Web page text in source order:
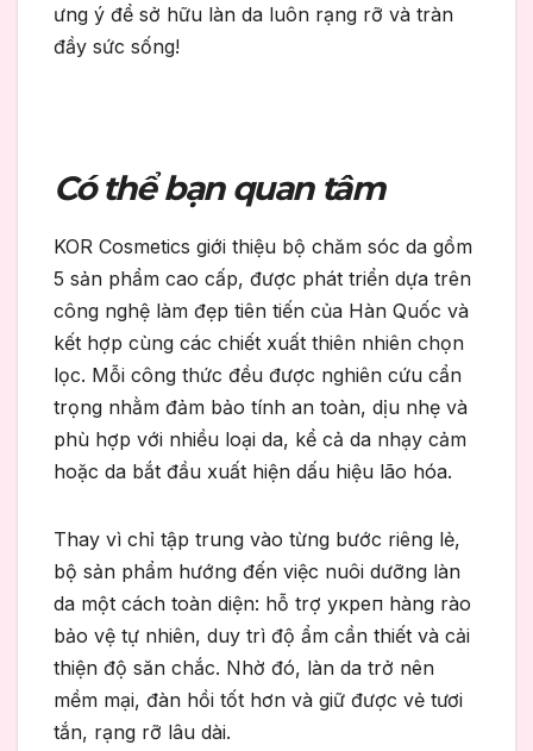
ưng ý để sở hữu làn da luôn rạng rỡ và tràn
đầy sức sống!
Có thể bạn quan tâm
KOR Cosmetics giới thiệu bộ chăm sóc da gồm
5 sản phẩm cao cấp, được phát triển dựa trên
công nghệ làm đẹp tiên tiến của Hàn Quốc và
kết hợp cùng các chiết xuất thiên nhiên chọn
lọc. Mỗi công thức đều được nghiên cứu cẩn
trọng nhằm đảm bảo tính an toàn, dịu nhẹ và
phù hợp với nhiều loại da, kể cả da nhạy cảm
hoặc da bắt đầu xuất hiện dấu hiệu lão hóa.
Thay vì chỉ tập trung vào từng bước riêng lẻ,
bộ sản phẩm hướng đến việc nuôi dưỡng làn
da một cách toàn diện: hỗ trợ укреп hàng rào
bảo vệ tự nhiên, duy trì độ ẩm cần thiết và cải
thiện độ săn chắc. Nhờ đó, làn da trở nên
mềm mại, đàn hồi tốt hơn và giữ được vẻ tươi
tắn, rạng rỡ lâu dài.